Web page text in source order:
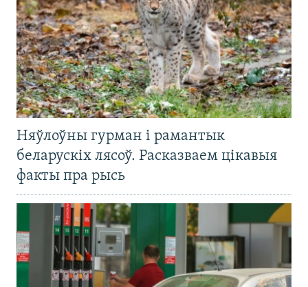
Няўлоўны гурман і рамантык
беларускіх лясоў. Расказваем цікавыя
факты пра рысь